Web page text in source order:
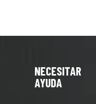
NECESITAR
AYUDA